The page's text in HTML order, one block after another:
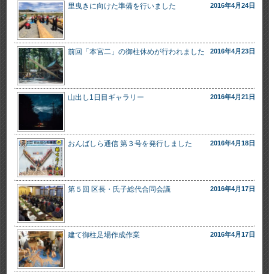
里曳きに向けた準備を行いました 2016年4月24日
前回「本宮二」の御柱休めが行われました 2016年4月23日
山出し1日目ギャラリー 2016年4月21日
おんばしら通信 第３号を発行しました 2016年4月18日
第５回 区長・氏子総代合同会議 2016年4月17日
建て御柱足場作成作業 2016年4月17日